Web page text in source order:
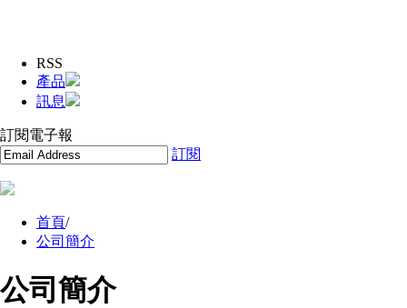
RSS
產品
訊息
訂閱電子報
訂閱
首頁/
公司簡介
公司簡介